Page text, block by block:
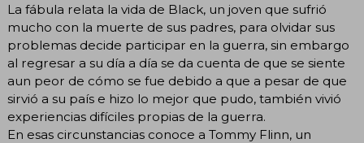
La fábula relata la vida de Black, un joven que sufrió
mucho con la muerte de sus padres, para olvidar sus
problemas decide participar en la guerra, sin embargo
al regresar a su día a día se da cuenta de que se siente
aun peor de cómo se fue debido a que a pesar de que
sirvió a su país e hizo lo mejor que pudo, también vivió
experiencias difíciles propias de la guerra.
En esas circunstancias conoce a Tommy Flinn, un